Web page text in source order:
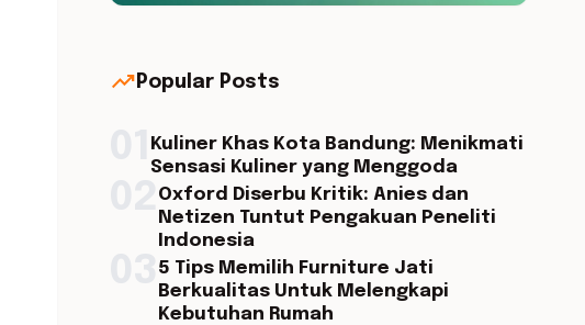
trending_up Popular Posts
Kuliner Khas Kota Bandung: Menikmati
Sensasi Kuliner yang Menggoda
Oxford Diserbu Kritik: Anies dan
Netizen Tuntut Pengakuan Peneliti
Indonesia
5 Tips Memilih Furniture Jati
Berkualitas Untuk Melengkapi
Kebutuhan Rumah